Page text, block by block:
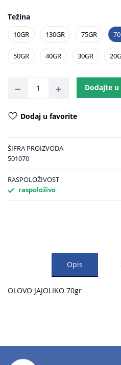
Težina
10GR 130GR 75GR
50GR 40GR 30GR
Dodajte
Dodaj u favorite
ŠIFRA PROIZVODA
501070
RASPOLOŽIVOST
raspoloživo
Opis
OLOVO JAJOLIKO 70gr